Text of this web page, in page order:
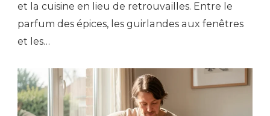
et la cuisine en lieu de retrouvailles. Entre le
parfum des épices, les guirlandes aux fenêtres
et les…